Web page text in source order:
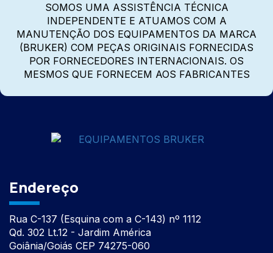
SOMOS UMA ASSISTÊNCIA TÉCNICA
INDEPENDENTE E ATUAMOS COM A
MANUTENÇÃO DOS EQUIPAMENTOS DA MARCA
(BRUKER) COM PEÇAS ORIGINAIS FORNECIDAS
POR FORNECEDORES INTERNACIONAIS. OS
MESMOS QUE FORNECEM AOS FABRICANTES
Endereço
Rua C-137 (Esquina com a C-143) nº 1112
Qd. 302 Lt.12 - Jardim América
Goiânia/Goiás CEP 74275-060